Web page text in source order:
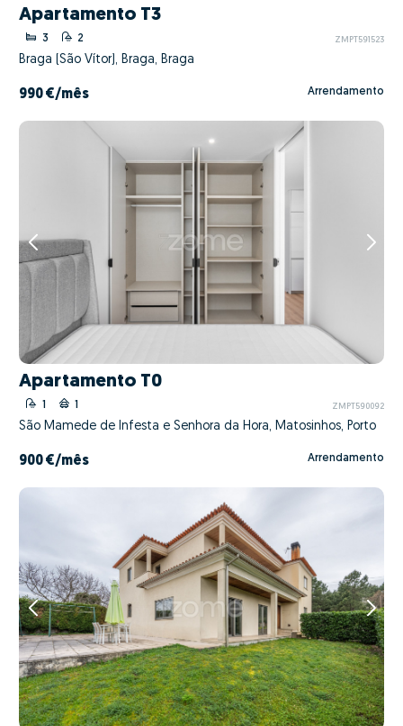
Apartamento T3
3 2 ZMPT591523
Braga (São Vítor), Braga, Braga
990 €/mês Arrendamento
Apartamento T0
ZMPT590092
São Mamede de Infesta e Senhora da Hora, Matosinhos, Porto
900 €/mês Arrendamento